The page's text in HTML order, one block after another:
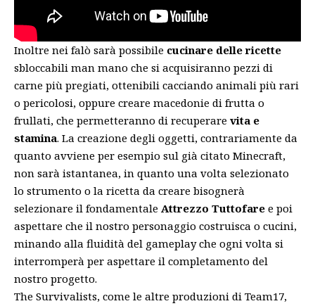
Inoltre nei falò sarà possibile cucinare delle ricette
sbloccabili man mano che si acquisiranno pezzi di
carne più pregiati, ottenibili cacciando animali più rari
o pericolosi, oppure creare macedonie di frutta o
frullati, che permetteranno di recuperare vita e
stamina. La creazione degli oggetti, contrariamente da
quanto avviene per esempio sul già citato Minecraft,
non sarà istantanea, in quanto una volta selezionato
lo strumento o la ricetta da creare bisognerà
selezionare il fondamentale Attrezzo Tuttofare e poi
aspettare che il nostro personaggio costruisca o cucini,
minando alla fluidità del gameplay che ogni volta si
interromperà per aspettare il completamento del
nostro progetto.
The Survivalists, come le altre produzioni di Team17,